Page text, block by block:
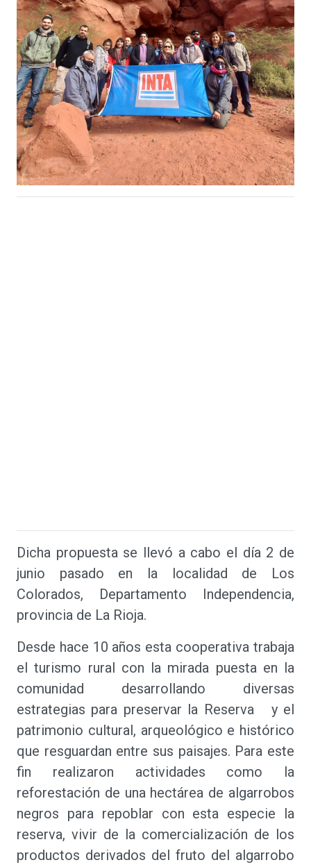
Dicha propuesta se llevó a cabo el día 2 de
junio pasado en la localidad de Los
Colorados, Departamento Independencia,
provincia de La Rioja.
Desde hace 10 años esta cooperativa trabaja
el turismo rural con la mirada puesta en la
comunidad desarrollando diversas
estrategias para preservar la Reserva y el
patrimonio cultural, arqueológico e histórico
que resguardan entre sus paisajes. Para este
fin realizaron actividades como la
reforestación de una hectárea de algarrobos
negros para repoblar con esta especie la
reserva, vivir de la comercialización de los
productos derivados del fruto del algarrobo